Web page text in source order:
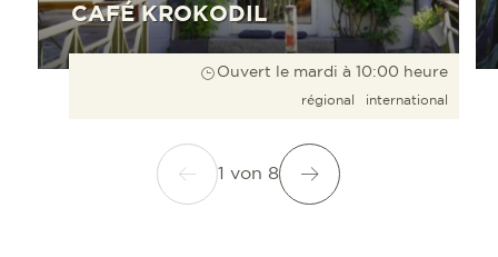
CAFÉ KROKODIL
Ouvert le mardi à 10:00 heure
régional international
1 von 8